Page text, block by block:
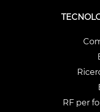
RF per